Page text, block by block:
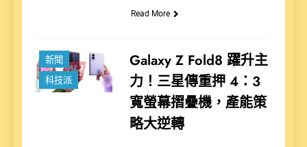
Read More
新聞
科技派
Galaxy Z Fold8 躍升主
力！三星傳重押 4：3
寬螢幕摺疊機，產能策
略大逆轉